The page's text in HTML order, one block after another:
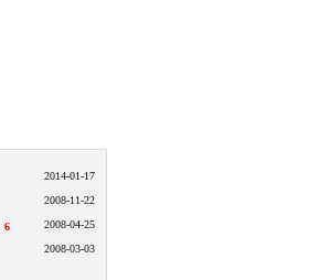
2014-01-17
2008-11-22
6 2008-04-25
2008-03-03